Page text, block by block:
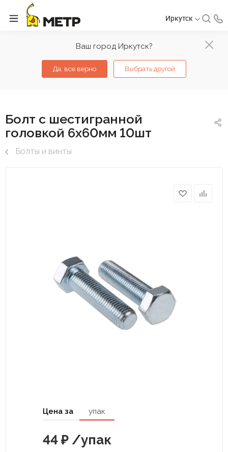
Ваш город Иркутск?
Да, все верно Выбрать другой
Иркутск
Болт с шестигранной
головкой 6х60мм 10шт
Болты и винты
Цена за упак
44 ₽ /упак